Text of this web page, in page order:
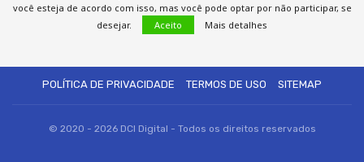
POLÍTICA DE PRIVACIDADE
TERMOS DE USO SITEMAP
© 2020 - 2026 DCI Digital - Todos os direitos reservados
você esteja de acordo com isso, mas você pode optar por não participar, se
desejar.
Aceito Mais detalhes